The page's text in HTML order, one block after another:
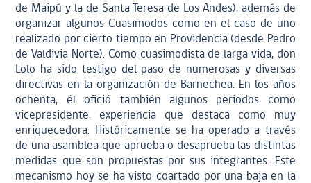
de Maipú y la de Santa Teresa de Los Andes), además de
organizar algunos Cuasimodos como en el caso de uno
realizado por cierto tiempo en Providencia (desde Pedro
de Valdivia Norte). Como cuasimodista de larga vida, don
Lolo ha sido testigo del paso de numerosas y diversas
directivas en la organización de Barnechea. En los años
ochenta, él ofició también algunos periodos como
vicepresidente, experiencia que destaca como muy
enriquecedora. Históricamente se ha operado a través
de una asamblea que aprueba o desaprueba las distintas
medidas que son propuestas por sus integrantes. Este
mecanismo hoy se ha visto coartado por una baja en la